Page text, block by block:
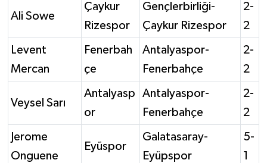
Ali Sowe
Çaykur
Rizespor
Gençlerbirliği-
Çaykur Rizespor
2-
2
Levent
Mercan
Fenerbah
çe
Antalyaspor-
Fenerbahçe
2-
2
Veysel Sarı
Antalyasp
or
Antalyaspor-
Fenerbahçe
2-
2
Jerome
Onguene
Eyüspor
Galatasaray-
Eyüpspor
5-
1